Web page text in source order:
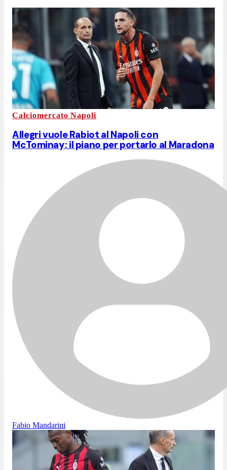
Calciomercato Napoli
Allegri vuole Rabiot al Napoli con
McTominay: il piano per portarlo al Maradona
Fabio Mandarini